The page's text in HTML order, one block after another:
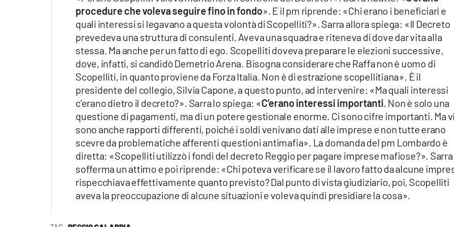
procedure che voleva seguire fino in fondo». E il pm riprende: «Chi erano i beneficiari e
quali interessi si legavano a questa volontà di Scopelliti?». Sarra allora spiega: «Il Decreto
prevedeva una struttura di consulenti. Aveva una squadra e riteneva di dove dar vita alla
stessa. Ma anche per un fatto di ego. Scopelliti doveva preparare le elezioni successive,
dove, infatti, si candidò Demetrio Arena. Bisogna considerare che Raffa non è uomo di
Scopelliti, in quanto proviene da Forza Italia. Non è di estrazione scopellitiana». È il
presidente del collegio, Silvia Capone, a questo punto, ad intervenire: «Ma quali interessi
c’erano dietro il decreto?». Sarra lo spiega: «C’erano interessi importanti. Non è solo una
questione di pagamenti, ma di un potere gestionale enorme. Ci sono cifre importanti. Ma vi
sono anche rapporti differenti, poiché i soldi venivano dati alle imprese e non tutte erano
scevre da problematiche afferenti questioni antimafia». La domanda del pm Lombardo è
diretta: «Scopelliti utilizzò i fondi del decreto Reggio per pagare imprese mafiose?». Sarra
sofferma un attimo e poi riprende: «Chi poteva verificare se il lavoro fatto da alcune
rispecchiava effettivamente quanto previsto? Dal punto di vista giudiziario, poi, Scopelliti
aveva la preoccupazione di alcune situazioni e voleva quindi presidiare la cosa».